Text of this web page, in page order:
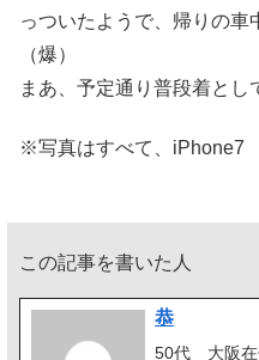
っついたようで、帰りの
（爆）
まあ、予定通り普段着とし
※写真はすべて、iPhone7
この記事を書いた人
恭
50代 大阪在